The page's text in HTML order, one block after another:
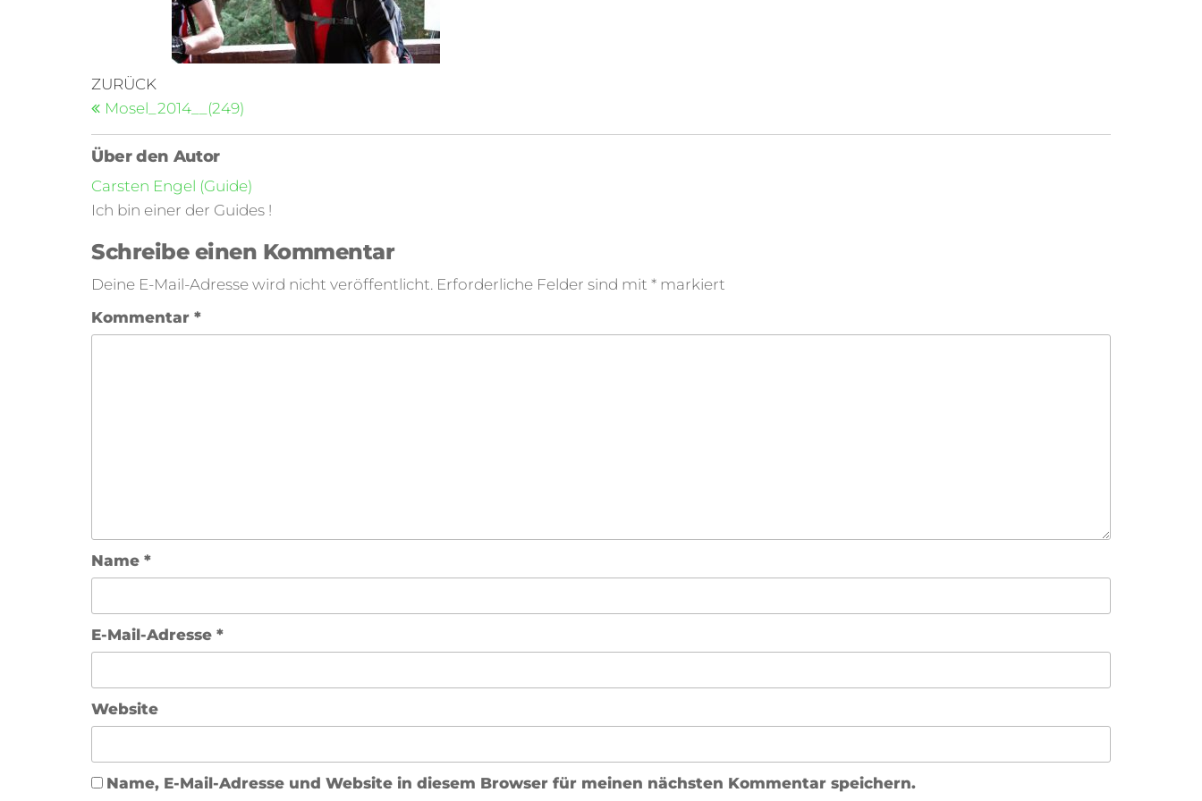
ZURÜCK
Mosel_2014__(249)
Über den Autor
Carsten Engel (Guide)
Ich bin einer der Guides !
Schreibe einen Kommentar
Deine E-Mail-Adresse wird nicht veröffentlicht. Erforderliche Felder sind mit * markiert
Kommentar *
Name *
E-Mail-Adresse *
Website
Name, E-Mail-Adresse und Website in diesem Browser für meinen nächsten Kommentar speichern.